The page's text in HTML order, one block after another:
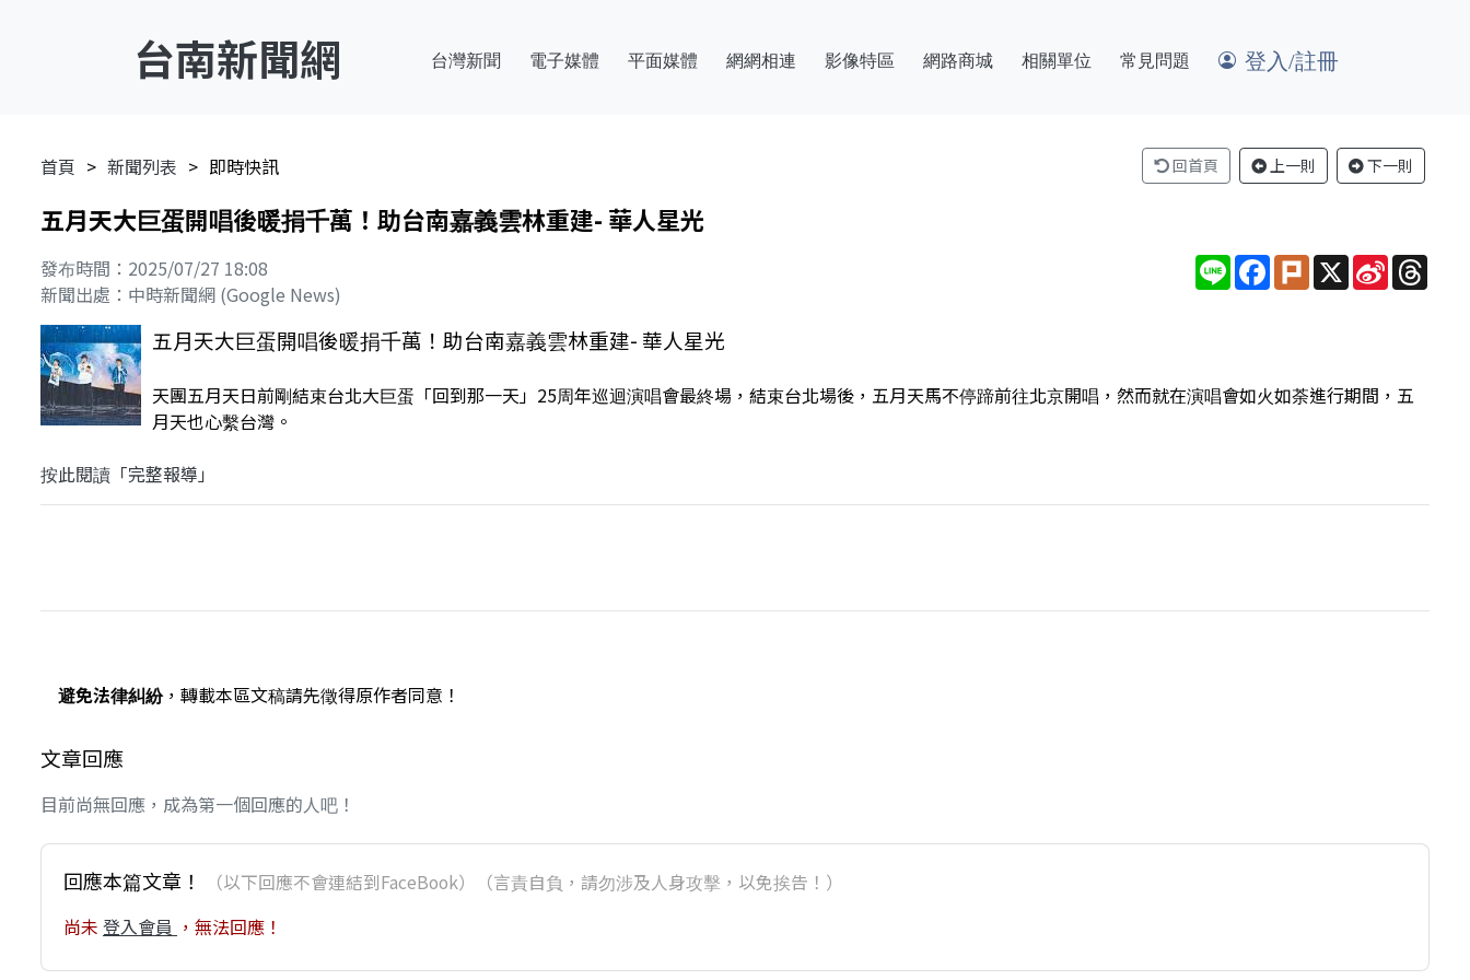
台南新聞網 台灣新聞 電子媒體 平面媒體 網網相連 影像特區 網路商城 相關單位 常見問題 登入/註冊
首頁 新聞列表 即時快訊 回首頁 上一則 下一則
五月天大巨蛋開唱後暖捐千萬！助台南嘉義雲林重建- 華人星光
發布時間：2025/07/27 18:08
新聞出處：中時新聞網 (Google News)
Line Facebook
PlurkX Sina
Weibo
五月天大巨蛋開唱後暖捐千萬！助台南嘉義雲林重建- 華人星光
天團五月天日前剛結束台北大巨蛋「回到那一天」25周年巡迴演唱會最終場，結束台北場後，五月天馬不停蹄前往北京開唱，然而就在演唱會如火如荼進行期間，五
月天也心繫台灣。
按此閱讀「完整報導」
避免法律糾紛，轉載本區文稿請先徵得原作者同意！
文章回應
目前尚無回應，成為第一個回應的人吧！
回應本篇文章！ （以下回應不會連結到FaceBook）（言責自負，請勿涉及人身攻擊，以免挨告！）
尚未 登入會員 ，無法回應！